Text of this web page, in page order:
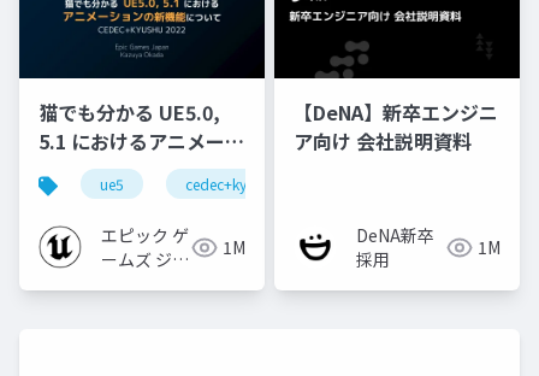
猫でも分かる UE5.0,
5.1 におけるアニメーシ
ョンの新機能について
【CEDEC+KYUSHU
2022】
ue5 cedec+kyushu
エピック ゲ
ームズ ジャ
1M
【DeNA】新卒エンジニ
ア向け 会社説明資料
DeNA新卒
採用
1M